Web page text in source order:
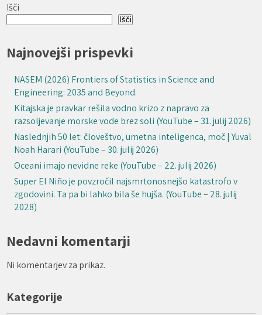
Išči
Išči
Najnovejši prispevki
NASEM (2026) Frontiers of Statistics in Science and
Engineering: 2035 and Beyond.
Kitajska je pravkar rešila vodno krizo z napravo za
razsoljevanje morske vode brez soli (YouTube – 31. julij 2026)
Naslednjih 50 let: človeštvo, umetna inteligenca, moč | Yuval
Noah Harari (YouTube – 30. julij 2026)
Oceani imajo nevidne reke (YouTube – 22. julij 2026)
Super El Niño je povzročil najsmrtonosnejšo katastrofo v
zgodovini. Ta pa bi lahko bila še hujša. (YouTube – 28. julij
2028)
Nedavni komentarji
Ni komentarjev za prikaz.
Kategorije